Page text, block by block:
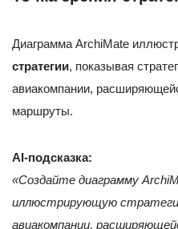
Диаграмма ArchiMate
стратегии, показывая
авиакомпании,
маршруты.
AI-подсказка:
«Создайте диаграмму
иллюстрирующую
авиакомпании,